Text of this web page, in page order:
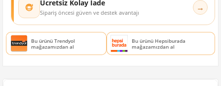
Ücretsiz Kolay İade
Sipariş öncesi güven ve destek avantajı →
Bu ürünü Trendyol
mağazamızdan al
Bu ürünü Hepsiburada
mağazamızdan al